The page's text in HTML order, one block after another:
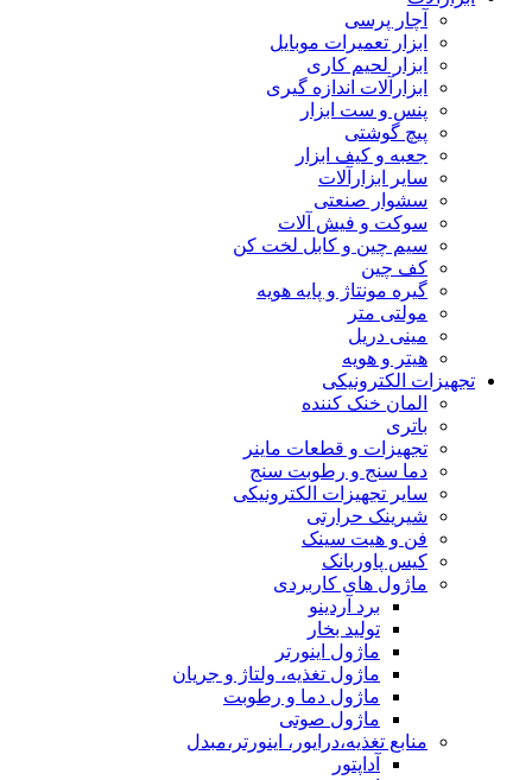
آچار پرسی
ابزار تعمیرات موبایل
ابزار لحیم کاری
ابزارآلات اندازه گیری
پنس و ست ابزار
پیچ گوشتی
جعبه و کیف ابزار
سایر ابزارآلات
سشوار صنعتی
سوکت و فیش آلات
سیم چین و کابل لخت کن
کف چین
گیره مونتاژ و پایه هویه
مولتی متر
مینی دریل
هیتر و هویه
تجهیزات الکترونیکی
المان خنک کننده
باتری
تجهیزات و قطعات ماینر
دما سنج و رطوبت سنج
سایر تجهیزات الکترونیکی
شیرینک حرارتی
فن و هیت سینک
کیس پاوربانک
ماژول های کاربردی
برد آردینو
تولید بخار
ماژول اینورتر
ماژول تغذیه، ولتاژ و جریان
ماژول دما و رطوبت
ماژول صوتی
منابع تغذیه،درایور، اینورتر،مبدل
آداپتور